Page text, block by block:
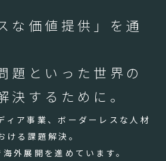
な価値提供」を通
題といった世界の
決するために。
ィア事業、ボーダーレスな人材
ける課題解決。
外展開を進めています。